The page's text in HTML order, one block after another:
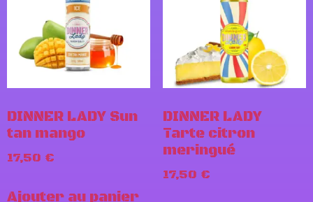
DINNER LADY Sun
tan mango
17,50 €
Ajouter au panier
DINNER LADY
Tarte citron
meringué
17,50 €